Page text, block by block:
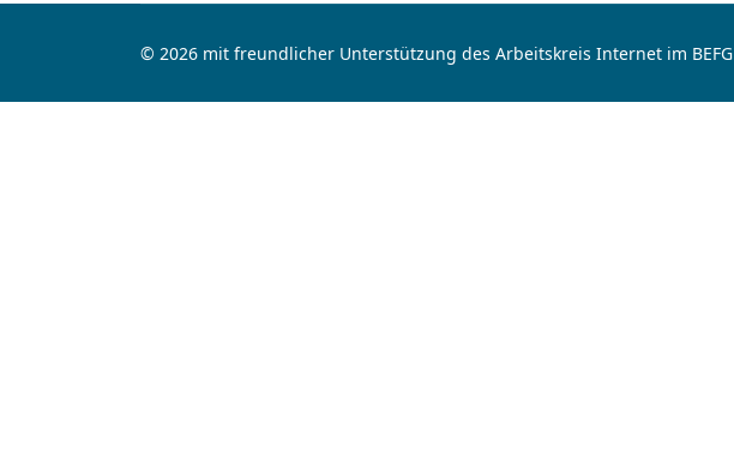
© 2026 mit freundlicher Unterstützung des Arbeitskreis Internet im BEFG